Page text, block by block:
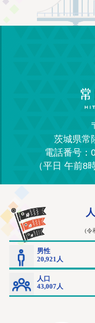
茨城県常
電話番号：
（平日 午前8